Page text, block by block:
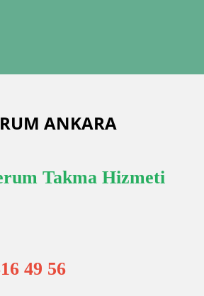
ANKARA
Takma Hizmeti
49 56